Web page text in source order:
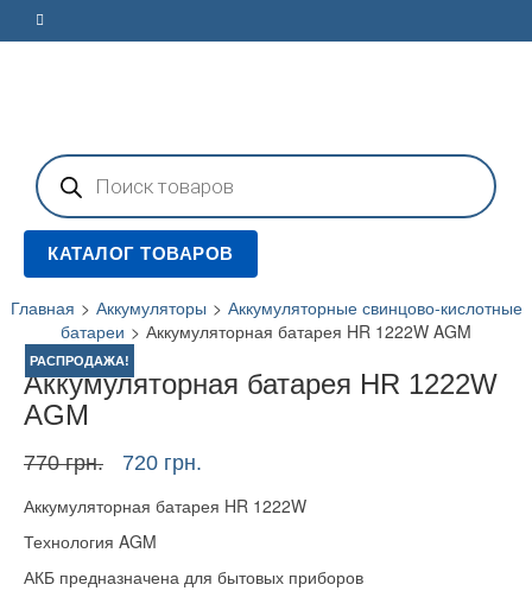
Поиск
товаров
КАТАЛОГ ТОВАРОВ
Главная > Аккумуляторы > Аккумуляторные свинцово-кислотные
батареи > Аккумуляторная батарея HR 1222W AGM
РАСПРОДАЖА!
Аккумуляторная батарея HR 1222W
AGM
770грн.
Первоначальная
составляла
770 грн..
720 грн.
720 грн..
Аккумуляторная батарея HR 1222W
Технология AGM
АКБ предназначена для бытовых приборов